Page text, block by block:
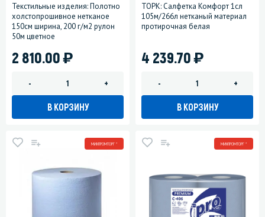
Текстильные изделия: Полотно
холстопрошивное нетканое
150см ширина, 200 г/м2 рулон
50м цветное
2 810.00)
- +
В КОРЗИНУ
ТОРК: Салфетка Комфорт 1сл
105м/266л нетканый материал
протирочная белая
4 239.70)
- +
В КОРЗИНУ
МИНПРОМТОРГ * МИНПРОМТОРГ *